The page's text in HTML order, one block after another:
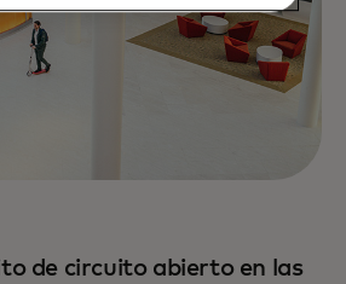
de circuito abierto en las